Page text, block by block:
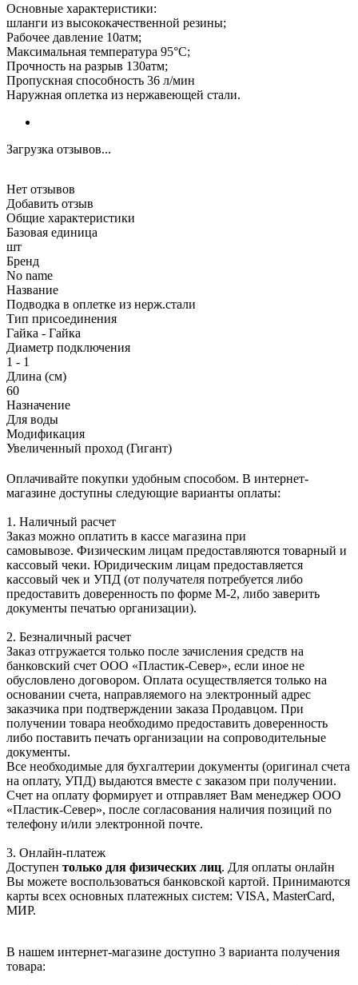
Основные характеристики:
шланги из высококачественной резины;
Рабочее давление 10атм;
Максимальная температура 95°С;
Прочность на разрыв 130атм;
Пропускная способность 36 л/мин
Наружная оплетка из нержавеющей стали.
Загрузка отзывов...
Нет отзывов
Добавить отзыв
Общие характеристики
Базовая единица
шт
Бренд
No name
Название
Подводка в оплетке из нерж.стали
Тип присоединения
Гайка - Гайка
Диаметр подключения
1 - 1
Длина (см)
60
Назначение
Для воды
Модификация
Увеличенный проход (Гигант)
Оплачивайте покупки удобным способом. В интернет-
магазине доступны следующие варианты оплаты:
1. Наличный расчет
Заказ можно оплатить в кассе магазина при
самовывозе. Физическим лицам предоставляются товарный и
кассовый чеки. Юридическим лицам предоставляется
кассовый чек и УПД (от получателя потребуется либо
предоставить доверенность по форме М-2, либо заверить
документы печатью организации).
2. Безналичный расчет
Заказ отгружается только после зачисления средств на
банковский счет ООО «Пластик-Север», если иное не
обусловлено договором. Оплата осуществляется только на
основании счета, направляемого на электронный адрес
заказчика при подтверждении заказа Продавцом. При
получении товара необходимо предоставить доверенность
либо поставить печать организации на сопроводительные
документы.
Все необходимые для бухгалтерии документы (оригинал счета
на оплату, УПД) выдаются вместе с заказом при получении.
Счет на оплату формирует и отправляет Вам менеджер ООО
«Пластик-Север», после согласования наличия позиций по
телефону и/или электронной почте.
3. Онлайн-платеж
Доступен только для физических лиц. Для оплаты онлайн
Вы можете воспользоваться банковской картой. Принимаются
карты всех основных платежных систем: VISA, MasterCard,
МИР.
В нашем интернет-магазине доступно 3 варианта получения
товара: